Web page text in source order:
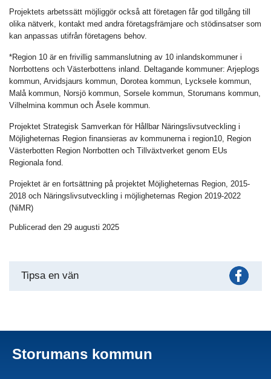
Projektets arbetssätt möjliggör också att företagen får god tillgång till
olika nätverk, kontakt med andra företagsfrämjare och stödinsatser som
kan anpassas utifrån företagens behov.
*Region 10 är en frivillig sammanslutning av 10 inlandskommuner i
Norrbottens och Västerbottens inland. Deltagande kommuner: Arjeplogs
kommun, Arvidsjaurs kommun, Dorotea kommun, Lycksele kommun,
Malå kommun, Norsjö kommun, Sorsele kommun, Storumans kommun,
Vilhelmina kommun och Åsele kommun.
Projektet Strategisk Samverkan för Hållbar Näringslivsutveckling i
Möjligheternas Region finansieras av kommunerna i region10, Region
Västerbotten Region Norrbotten och Tillväxtverket genom EUs
Regionala fond.
Projektet är en fortsättning på projektet Möjligheternas Region, 2015-
2018 och Näringslivsutveckling i möjligheternas Region 2019-2022
(NiMR)
Publicerad den 29 augusti 2025
Tipsa en vän
Storumans kommun